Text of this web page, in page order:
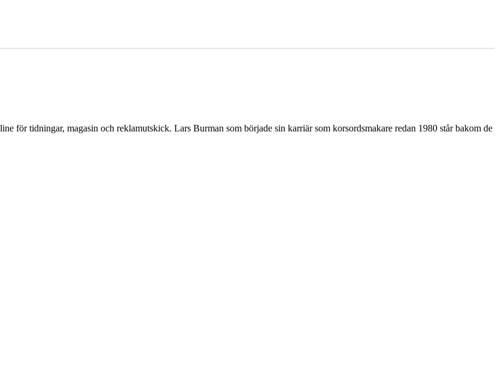
för tidningar, magasin och reklamutskick. Lars Burman som började sin karriär som korsordsmakare redan 1980 står bakom de